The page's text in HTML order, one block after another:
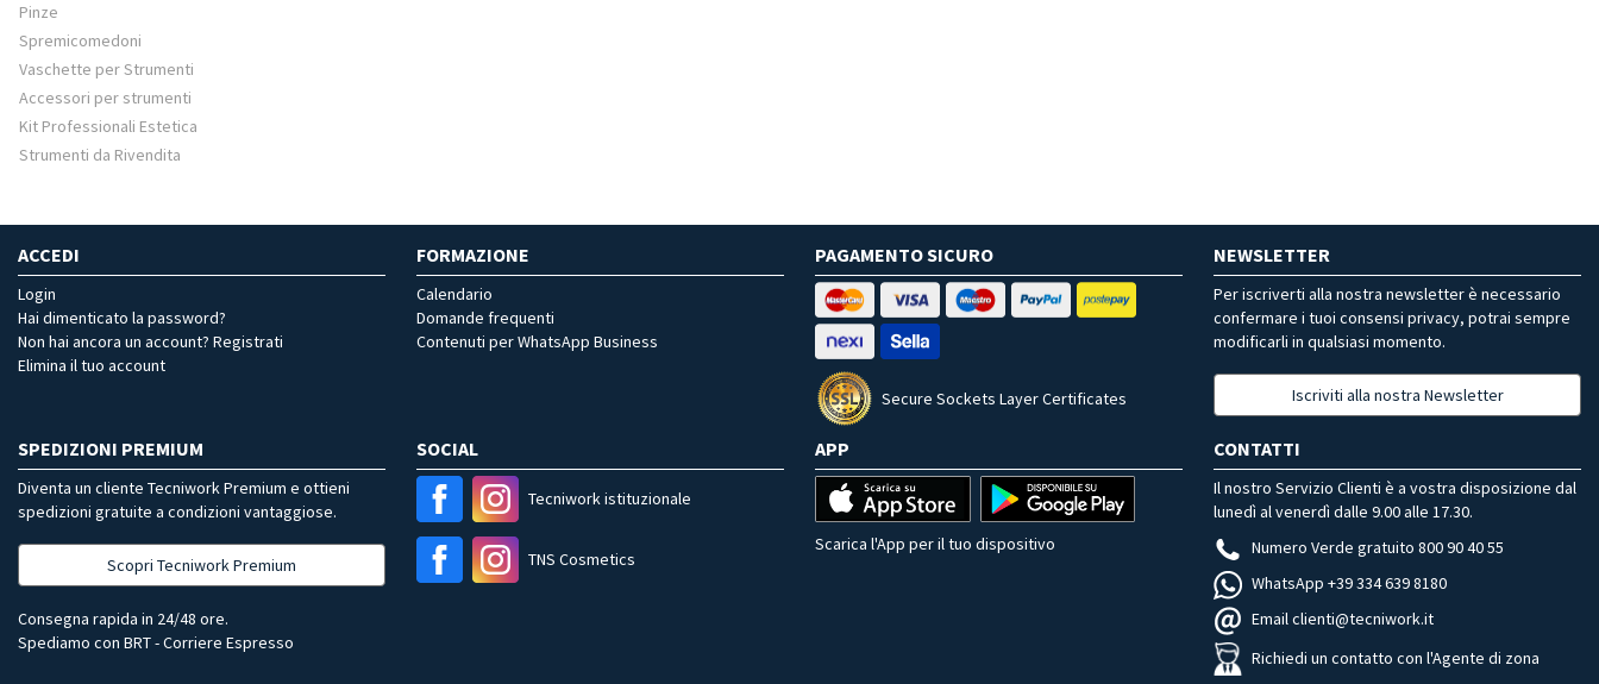
Pinze
Spremicomedoni
Vaschette per Strumenti
Accessori per strumenti
Kit Professionali Estetica
Strumenti da Rivendita
ACCEDI
Login
Hai dimenticato la password?
Non hai ancora un account? Registrati
Elimina il tuo account
FORMAZIONE
Calendario
Domande frequenti
Contenuti per WhatsApp Business
PAGAMENTO SICURO
Secure Sockets Layer Certificates
NEWSLETTER
Per iscriverti alla nostra newsletter è necessario
confermare i tuoi consensi privacy, potrai sempre
modificarli in qualsiasi momento.
Iscriviti alla nostra Newsletter
SPEDIZIONI PREMIUM
Diventa un cliente Tecniwork Premium e ottieni
spedizioni gratuite a condizioni vantaggiose.
Scopri Tecniwork Premium
Consegna rapida in 24/48 ore.
Spediamo con BRT - Corriere Espresso
SOCIAL
Tecniwork istituzionale
TNS Cosmetics
APP
Scarica l'App per il tuo dispositivo
CONTATTI
Il nostro Servizio Clienti è a vostra disposizione dal
lunedì al venerdì dalle 9.00 alle 17.30.
Numero Verde gratuito 800 90 40 55
WhatsApp +39 334 639 8180
Email clienti@tecniwork.it
Richiedi un contatto con l'Agente di zona